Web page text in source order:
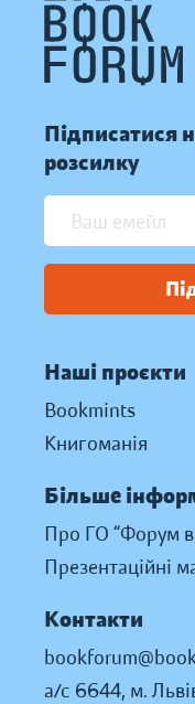
Підписатися
розсилку
Наші проєкти
Bookmints
Книгоманія
Більше
Про ГО “Форум
Презентаційні
Контакти
а/с 6644, м.